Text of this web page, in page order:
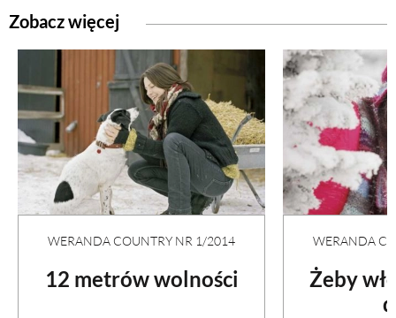
Zobacz więcej
WERANDA COUNTRY NR 1/2014
12 metrów wolności
WERANDA
Żeby